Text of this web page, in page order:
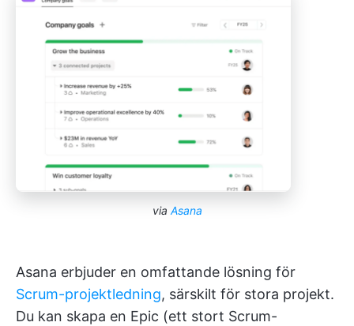
via Asana
Asana erbjuder en omfattande lösning för
Scrum-projektledning, särskilt för stora projekt.
Du kan skapa en Epic (ett stort Scrum-